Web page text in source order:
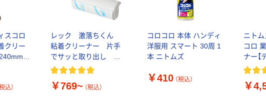
スコロ
クリー
】
税込）
レック 激落ちくん
粘着クリーナー 片手
でサッと取り出し 本
体ケース付き （ショー
イン
￥769~ （税込）
コロコロ 本体 ハンディ
洋服用 スマート 30周 1
本 ニトムズ
￥410 （税込）
ニト
コロ
ナー【
【芯径
￥